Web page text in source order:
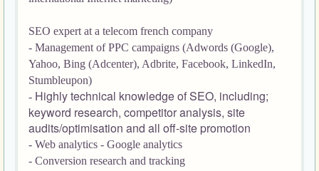
SEO expert at a telecom french company
- Management of PPC campaigns (Adwords (Google),
Yahoo, Bing (Adcenter), Adbrite, Facebook, LinkedIn,
Stumbleupon)
- Highly technical knowledge of SEO, including;
keyword research, competitor analysis, site
audits/optimisation and all off-site promotion
- Web analytics - Google analytics
- Conversion research and tracking